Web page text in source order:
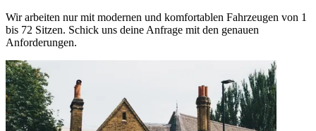
Wir arbeiten nur mit modernen und komfortablen Fahrzeugen von 1
bis 72 Sitzen. Schick uns deine Anfrage mit den genauen
Anforderungen.